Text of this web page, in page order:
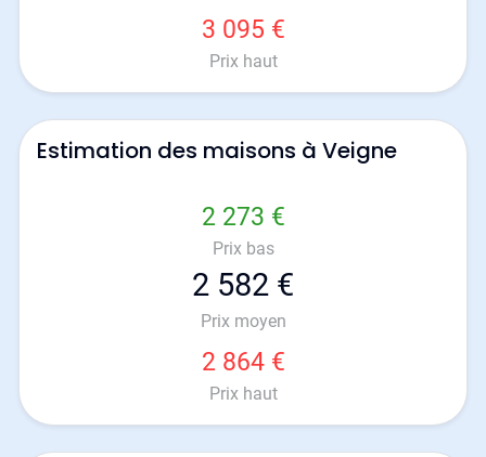
3 095 €
Prix haut
Estimation des maisons à Veigne
2 273 €
Prix bas
2 582 €
Prix moyen
2 864 €
Prix haut